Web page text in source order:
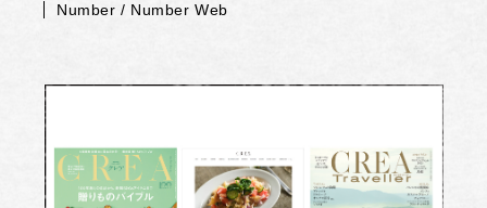
Number / Number Web